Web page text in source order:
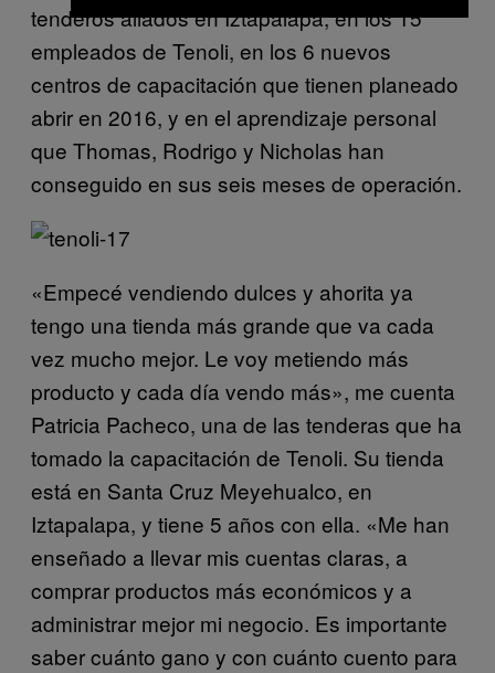
tenderos aliados en Iztapalapa, en los 15
empleados de Tenoli, en los 6 nuevos
centros de capacitación que tienen planeado
abrir en 2016, y en el aprendizaje personal
que Thomas, Rodrigo y Nicholas han
conseguido en sus seis meses de operación.
«Empecé vendiendo dulces y ahorita ya
tengo una tienda más grande que va cada
vez mucho mejor. Le voy metiendo más
producto y cada día vendo más», me cuenta
Patricia Pacheco, una de las tenderas que ha
tomado la capacitación de Tenoli. Su tienda
está en Santa Cruz Meyehualco, en
Iztapalapa, y tiene 5 años con ella. «Me han
enseñado a llevar mis cuentas claras, a
comprar productos más económicos y a
administrar mejor mi negocio. Es importante
saber cuánto gano y con cuánto cuento para